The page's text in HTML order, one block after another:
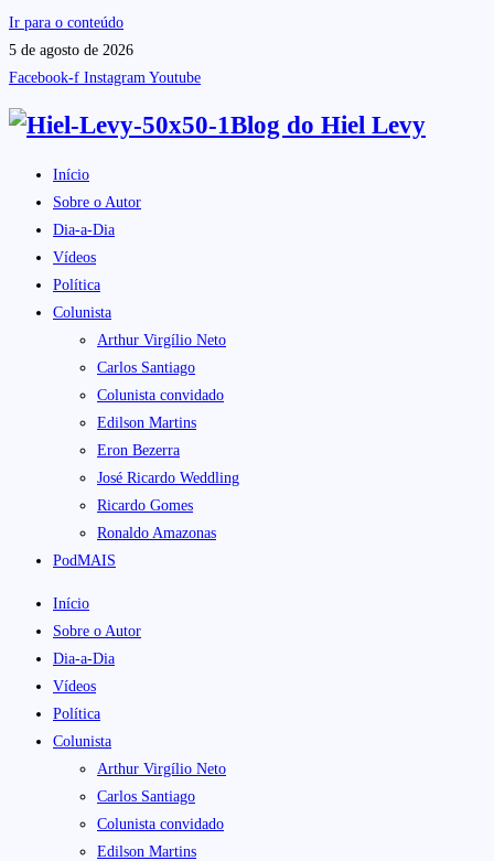
Ir para o conteúdo
5 de agosto de 2026
Facebook-f Instagram Youtube
Blog do Hiel Levy
Início
Sobre o Autor
Dia-a-Dia
Vídeos
Política
Colunista
Arthur Virgílio Neto
Carlos Santiago
Colunista convidado
Edilson Martins
Eron Bezerra
José Ricardo Weddling
Ricardo Gomes
Ronaldo Amazonas
PodMAIS
Início
Sobre o Autor
Dia-a-Dia
Vídeos
Política
Colunista
Arthur Virgílio Neto
Carlos Santiago
Colunista convidado
Edilson Martins